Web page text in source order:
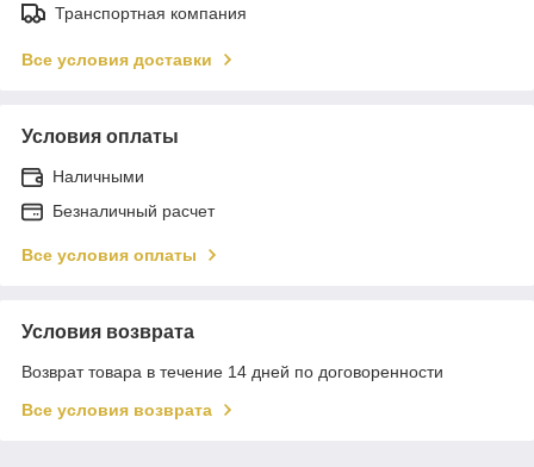
Транспортная компания
Все условия доставки
Условия оплаты
Наличными
Безналичный расчет
Все условия оплаты
Условия возврата
Возврат товара в течение 14 дней по договоренности
Все условия возврата